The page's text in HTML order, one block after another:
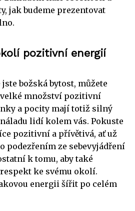
jak budeme prezentovat
pozitivní energií
božská bytost, můžete
množství pozitivní
a pocity mají totiž silný
lidí kolem vás. Pokuste
pozitivní a přívětivá, ať už
podezřením ze sebevyjádření
k tomu, aby také
ke svému okolí.
energii šířit po celém